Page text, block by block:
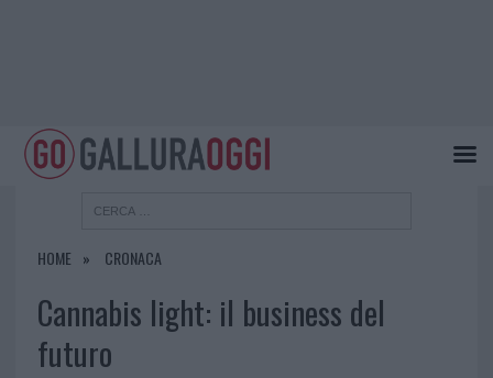
HOME CRONACA
Cannabis light: il business del
futuro